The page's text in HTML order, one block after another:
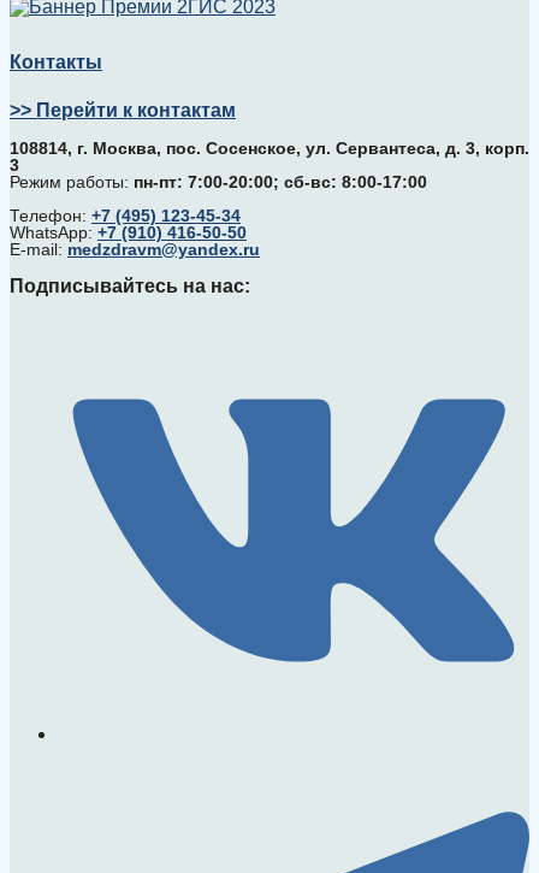
Контакты
>> Перейти к контактам
108814, г. Москва, поc. Сосенское, ул. Сервантеса, д. 3, корп.
3
Режим работы: пн-пт: 7:00-20:00; сб-вс: 8:00-17:00
Телефон: +7 (495) 123-45-34
WhatsApp: +7 (910) 416-50-50
E-mail: medzdravm@yandex.ru
Подписывайтесь на нас: